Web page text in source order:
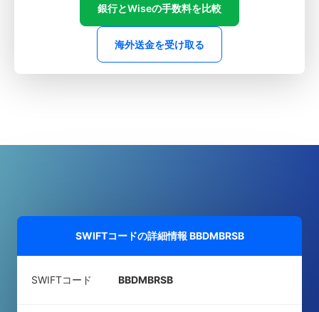
銀行とWiseの手数料を比較
海外送金を受け取る
SWIFTコードの詳細情報 BBDMBRSB
SWIFTコード BBDMBRSB